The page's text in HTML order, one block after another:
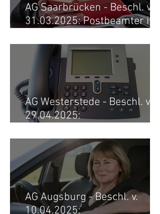
AG Saarbrücken - Beschl. v.
31.03.2025: Postbeamter im
der Ex-Frau ungekürzte
Pension -
Versorgungsausgleich
aufgehoben
AG Westerstede - Beschl. v.
29.04.2025:
Tod gestoppt -
Fernmeldebeamter erhält
ungekürztes Ruhegehalt
AG Augsburg - Beschl. v.
10.04.2025: